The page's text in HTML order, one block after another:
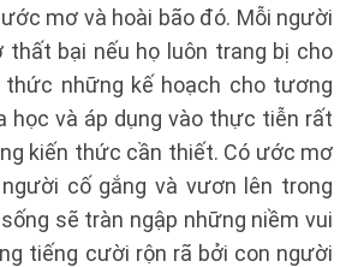
mơ và hoài bão đó. Mỗi người
thất bại nếu họ luôn trang bị cho
thức những kế hoạch cho tương
học và áp dụng vào thực tiễn rất
kiến thức cần thiết. Có ước mơ
cố gắng và vươn lên trong
sẽ tràn ngập những niềm vui
tiếng cười rộn rã bởi con người